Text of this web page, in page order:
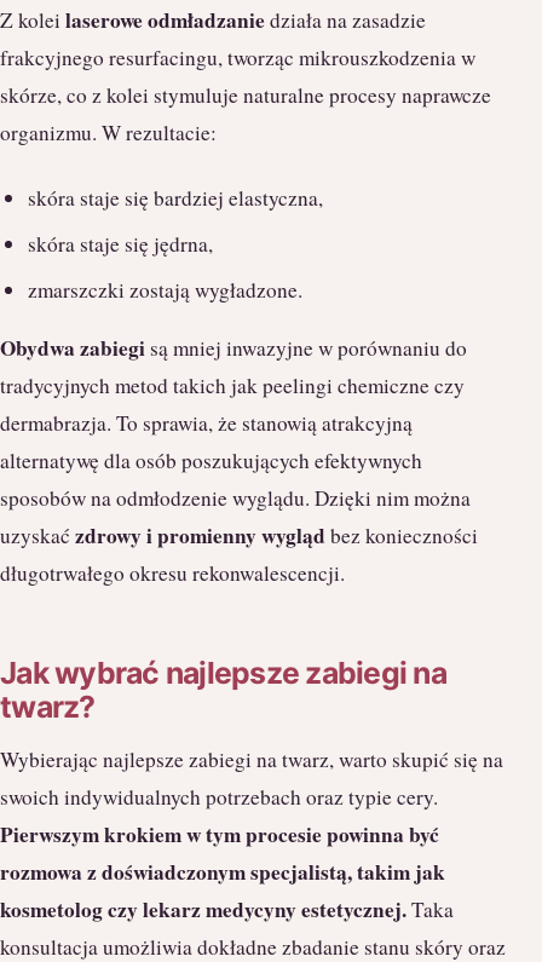
Z kolei laserowe odmładzaniedziała na zasadzie
frakcyjnego resurfacingu, tworząc mikrouszkodzenia w
skórze, co z kolei stymuluje naturalne procesy naprawcze
organizmu. W rezultacie:
skóra staje się bardziej elastyczna,
skóra staje się jędrna,
zmarszczki zostają wygładzone.
Obydwa zabiegi są mniej inwazyjne w porównaniu do
tradycyjnych metod takich jak peelingi chemiczne czy
dermabrazja. To sprawia, że stanowią atrakcyjną
alternatywę dla osób poszukujących efektywnych
sposobów na odmłodzenie wyglądu. Dzięki nim można
uzyskać zdrowy i promienny wygląd bez konieczności
długotrwałego okresu rekonwalescencji.
Jak wybrać najlepsze zabiegi na
twarz?
Wybierając najlepsze zabiegi na twarz, warto skupić się na
swoich indywidualnych potrzebach oraz typie cery.
Pierwszym krokiem w tym procesie powinna być
rozmowa z doświadczonym specjalistą, takim jak
kosmetolog czy lekarz medycyny estetycznej.Taka
konsultacja umożliwia dokładne zbadanie stanu skóry oraz